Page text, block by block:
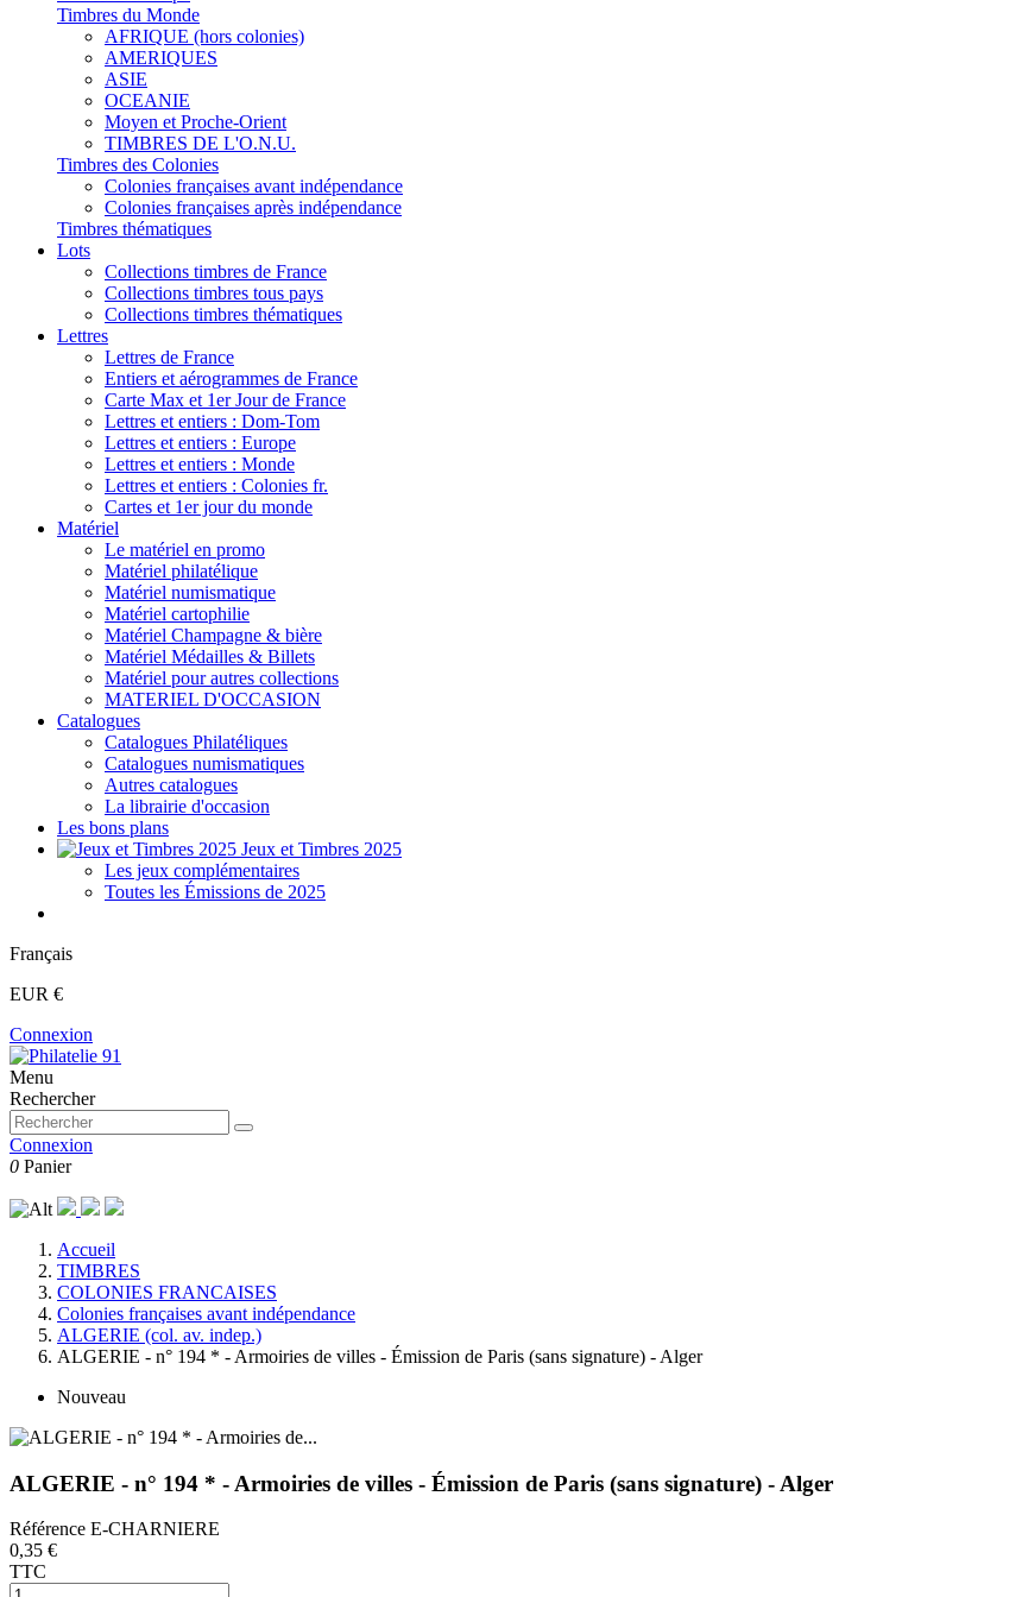
Timbres du Monde
AFRIQUE (hors colonies)
AMERIQUES
ASIE
OCEANIE
Moyen et Proche-Orient
TIMBRES DE L'O.N.U.
Timbres des Colonies
Colonies françaises avant indépendance
Colonies françaises après indépendance
Timbres thématiques
Lots
Collections timbres de France
Collections timbres tous pays
Collections timbres thématiques
Lettres
Lettres de France
Entiers et aérogrammes de France
Carte Max et 1er Jour de France
Lettres et entiers : Dom-Tom
Lettres et entiers : Europe
Lettres et entiers : Monde
Lettres et entiers : Colonies fr.
Cartes et 1er jour du monde
Matériel
Le matériel en promo
Matériel philatélique
Matériel numismatique
Matériel cartophilie
Matériel Champagne & bière
Matériel Médailles & Billets
Matériel pour autres collections
MATERIEL D'OCCASION
Catalogues
Catalogues Philatéliques
Catalogues numismatiques
Autres catalogues
La librairie d'occasion
Les bons plans
Jeux et Timbres 2025
Les jeux complémentaires
Toutes les Émissions de 2025
Français
EUR €
Connexion
Menu
Rechercher
Connexion
0 Panier
Accueil
TIMBRES
COLONIES FRANCAISES
Colonies françaises avant indépendance
ALGERIE (col. av. indep.)
ALGERIE - n° 194 * - Armoiries de villes - Émission de Paris (sans signature) - Alger
Nouveau
ALGERIE - n° 194 * - Armoiries de villes - Émission de Paris (sans signature) - Alger
Référence E-CHARNIERE
0,35 €
TTC